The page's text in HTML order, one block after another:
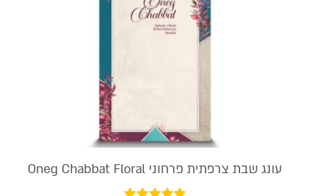
עונג שבת צרפתית פרחוני Oneg Chabbat Floral